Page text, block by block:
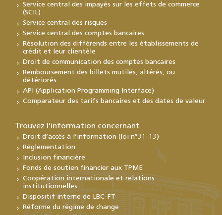
Service central des impayés sur les effets de commerce
(SCIL)
Service central des risques
Service central des comptes bancaires
Résolution des différends entre les établissements de
crédit et leur clientèle
Droit de communication des comptes bancaires
Remboursement des billets mutilés, altérés, ou
détériorés
API (Application Programming Interface)
Comparateur des tarifs bancaires et des dates de valeur
Trouvez l’information concernant
Droit d’accès à l’information (loi n°31-13)
Réglementation
Inclusion financière
Fonds de soutien financier aux TPME
Coopération internationale et relations
institutionnelles
Dispositif interne de LBC-FT
Réforme du régime de change